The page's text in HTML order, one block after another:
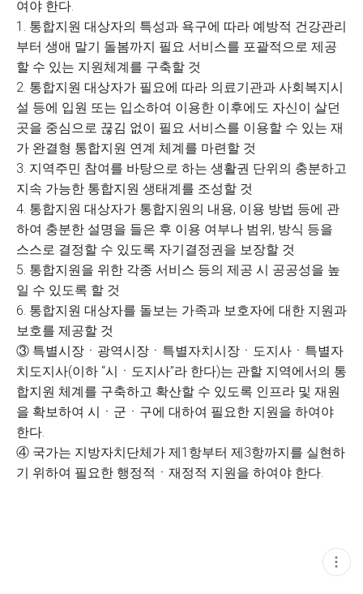
여야 한다.
1. 통합지원 대상자의 특성과 욕구에 따라 예방적 건강관리
부터 생애 말기 돌봄까지 필요 서비스를 포괄적으로 제공
할 수 있는 지원체계를 구축할 것
2. 통합지원 대상자가 필요에 따라 의료기관과 사회복지시
설 등에 입원 또는 입소하여 이용한 이후에도 자신이 살던
곳을 중심으로 끊김 없이 필요 서비스를 이용할 수 있는 재
가 완결형 통합지원 연계 체계를 마련할 것
3. 지역주민 참여를 바탕으로 하는 생활권 단위의 충분하고
지속 가능한 통합지원 생태계를 조성할 것
4. 통합지원 대상자가 통합지원의 내용, 이용 방법 등에 관
하여 충분한 설명을 들은 후 이용 여부나 범위, 방식 등을
스스로 결정할 수 있도록 자기결정권을 보장할 것
5. 통합지원을 위한 각종 서비스 등의 제공 시 공공성을 높
일 수 있도록 할 것
6. 통합지원 대상자를 돌보는 가족과 보호자에 대한 지원과
보호를 제공할 것
③ 특별시장ㆍ광역시장ㆍ특별자치시장ㆍ도지사ㆍ특별자
치도지사(이하 “시ㆍ도지사”라 한다)는 관할 지역에서의 통
합지원 체계를 구축하고 확산할 수 있도록 인프라 및 재원
을 확보하여 시ㆍ군ㆍ구에 대하여 필요한 지원을 하여야
한다.
④ 국가는 지방자치단체가 제1항부터 제3항까지를 실현하
기 위하여 필요한 행정적ㆍ재정적 지원을 하여야 한다.
현
재